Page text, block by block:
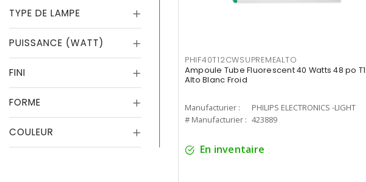
TYPE DE LAMPE
PUISSANCE (WATT)
FINI
FORME
COULEUR
PHIF40T12CWSUPREMEALTO
Ampoule Tube Fluorescent 40 Watts 48 po
Alto Blanc Froid
Manufacturier :
PHILIPS ELECTRONICS -LIGHT
# Manufacturier : 423889
En inventaire